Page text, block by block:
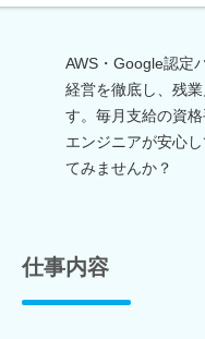
AWS・Google認定
経営を徹底し、残
す。毎月支給の資
エンジニアが安心
てみませんか？
仕事内容